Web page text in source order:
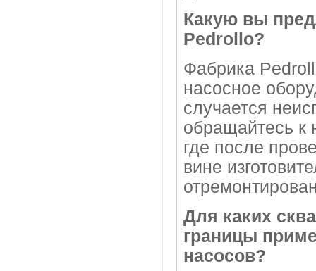
Какую вы
Pedrollo?
Фабрика
насосное
случается
обращайтесь к
где после
вине
Для каких
границы
насосов?